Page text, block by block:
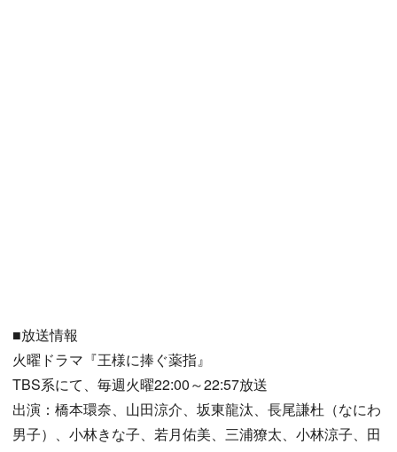
■放送情報
火曜ドラマ『王様に捧ぐ薬指』
TBS系にて、毎週火曜22:00～22:57放送
出演：橋本環奈、山田涼介、坂東龍汰、長尾謙杜（なにわ
男子）、小林きな子、若月佑美、三浦獠太、小林涼子、田